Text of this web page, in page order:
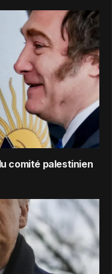
comité palestinien